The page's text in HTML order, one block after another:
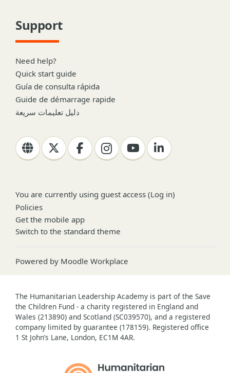
Support
Need help?
Quick start guide
Guía de consulta rápida
Guide de démarrage rapide
دليل تعليمات سريعة
You are currently using guest access (Log in)
Policies
Get the mobile app
Switch to the standard theme
Powered by Moodle Workplace
The Humanitarian Leadership Academy is part of the Save
the Children Fund - a charity registered in England and
Wales (213890) and Scotland (SC039570), and a registered
company limited by guarantee (178159). Registered office
1 St John’s Lane, London, EC1M 4AR.